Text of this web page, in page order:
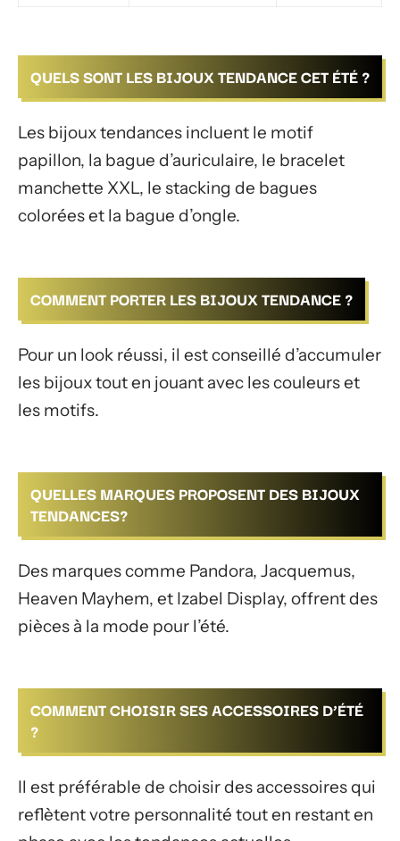
QUELS SONT LES BIJOUX TENDANCE CET ÉTÉ ?
Les bijoux tendances incluent le motif
papillon, la bague d’auriculaire, le bracelet
manchette XXL, le stacking de bagues
colorées et la bague d’ongle.
COMMENT PORTER LES BIJOUX TENDANCE ?
Pour un look réussi, il est conseillé d’accumuler
les bijoux tout en jouant avec les couleurs et
les motifs.
QUELLES MARQUES PROPOSENT DES BIJOUX
TENDANCES?
Des marques comme Pandora, Jacquemus,
Heaven Mayhem, et Izabel Display, offrent des
pièces à la mode pour l’été.
COMMENT CHOISIR SES ACCESSOIRES D’ÉTÉ
?
Il est préférable de choisir des accessoires qui
reflètent votre personnalité tout en restant en